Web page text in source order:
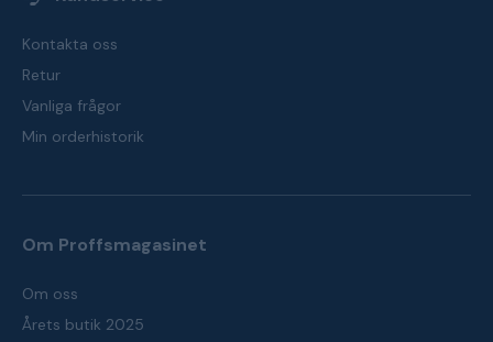
Kontakta oss
Retur
Vanliga frågor
Min orderhistorik
Om Proffsmagasinet
Om oss
Årets butik 2025